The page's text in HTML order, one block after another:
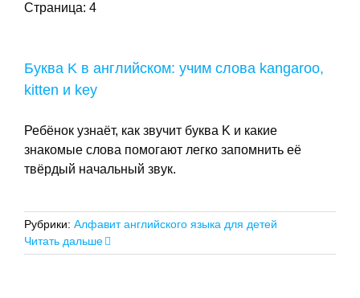
Страница: 4
Буква K в английском: учим слова kangaroo,
kitten и key
Ребёнок узнаёт, как звучит буква K и какие
знакомые слова помогают легко запомнить её
твёрдый начальный звук.
Рубрики: Алфавит английского языка для детей
Читать дальше